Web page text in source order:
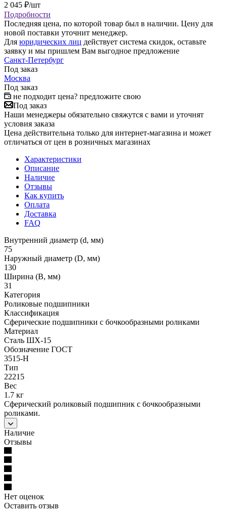
2 045 ₽/шт
Подробности
Последняя цена, по которой товар был в наличии. Цену для
новой поставки уточнит менеджер.
Для юридических лиц действует система скидок, оставьте
заявку и мы пришлем Вам выгодное предложение
Санкт-Петербург
Под заказ
Москва
Под заказ
не подходит цена? предложите свою
Под заказ
Наши менеджеры обязательно свяжутся с вами и уточнят
условия заказа
Цена действительна только для интернет-магазина и может
отличаться от цен в розничных магазинах
Характеристики
Описание
Наличие
Отзывы
Как купить
Оплата
Доставка
FAQ
Внутренний диаметр (d, мм)
75
Наружный диаметр (D, мм)
130
Ширина (B, мм)
31
Категория
Роликовые подшипники
Классификация
Сферические подшипники с бочкообразными роликами
Материал
Сталь ШХ-15
Обозначение ГОСТ
3515-Н
Тип
22215
Вес
1.7 кг
Сферический роликовый подшипник с бочкообразными
роликами.
Наличие
Отзывы
Нет оценок
Оставить отзыв